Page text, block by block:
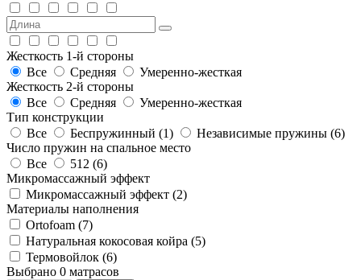
Жесткость 1-й стороны
Все
Средняя
Умеренно-жесткая
Жесткость 2-й стороны
Все
Средняя
Умеренно-жесткая
Тип конструкции
Все
Беспружинный (1) Независимые пружины (6)
Число пружин на спальное место
Все
512 (6)
Микромассажный эффект
Микромассажный эффект (2)
Материалы наполнения
Ortofoam (7)
Натуральная кокосовая койра (5)
Термовойлок (6)
Выбрано 0 матрасов